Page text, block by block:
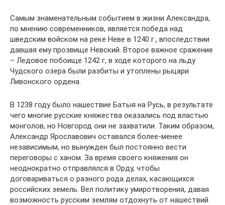
Самым знаменательным событием в жизни Александра,
по мнению современников, является победа над
шведским войском на реке Неве в 1240 г., впоследствии
давшая ему прозвище Невский. Второе важное сражение
– Ледовое побоище 1242 г, в ходе которого на льду
Чудского озера были разбиты и утоплены рыцари
Ливонского ордена.
В 1238 году было нашествие Батыя на Русь, в результате
чего многие русские княжества оказались под властью
монголов, но Новгород они не захватили. Таким образом,
Александр Ярославович оставался более-менее
независимым, но вынужден был постоянно вести
переговоры с ханом. За время своего княжения он
неоднократно отправлялся в Орду, чтобы
договариваться о разного рода делах, касающихся
российских земель. Вел политику умиротворения, давая
возможность русским землям отдохнуть от нашествий